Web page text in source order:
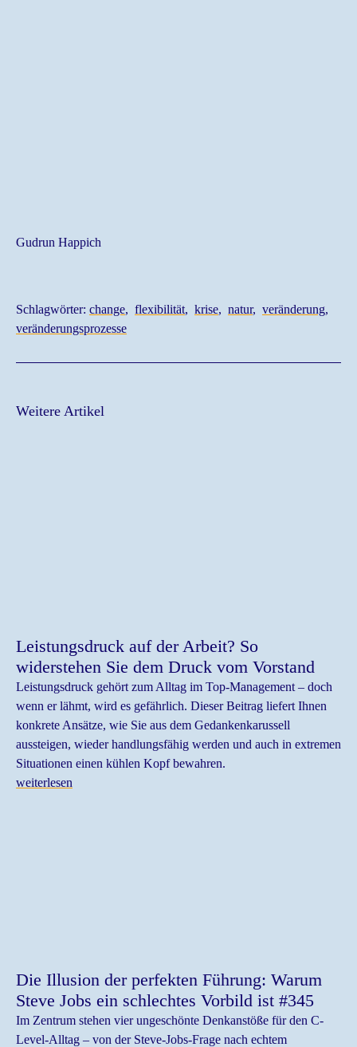
Gudrun Happich
Schlagwörter: change flexibilität krise natur
veränderung
veränderungsprozesse
Weitere Artikel
Leistungsdruck auf der Arbeit? So
widerstehen Sie dem Druck vom Vorstand
Leistungsdruck gehört zum Alltag im Top-Management – doch
wenn er lähmt, wird es gefährlich. Dieser Beitrag liefert Ihnen
konkrete Ansätze, wie Sie aus dem Gedankenkarussell
aussteigen, wieder handlungsfähig werden und auch in extremen
Situationen einen kühlen Kopf bewahren.
weiterlesen
Die Illusion der perfekten Führung: Warum
Steve Jobs ein schlechtes Vorbild ist #345
Im Zentrum stehen vier ungeschönte Denkanstöße für den C-
Level-Alltag – von der Steve-Jobs-Frage nach echtem